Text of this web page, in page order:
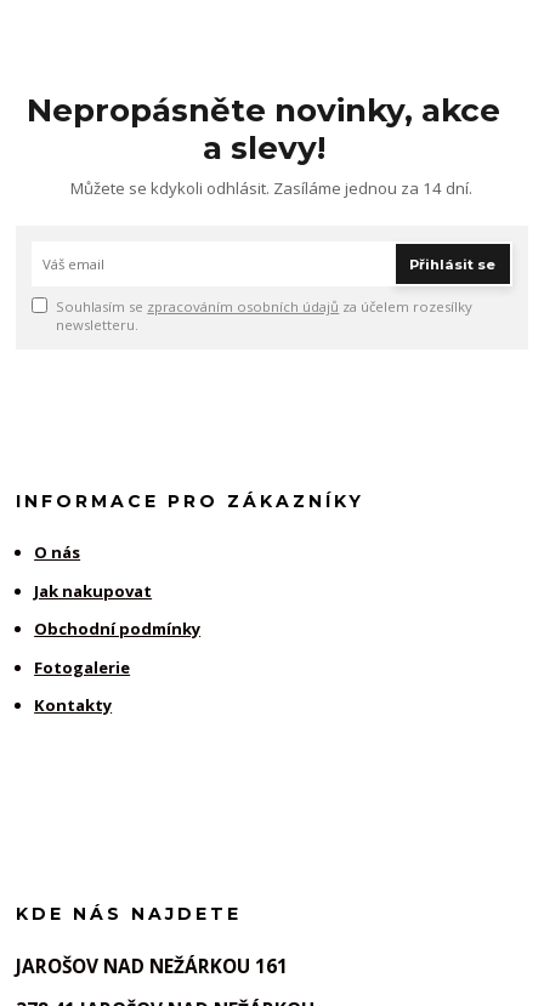
Nepropásněte novinky, akce
a slevy!
Můžete se kdykoli odhlásit. Zasíláme jednou za 14 dní.
Přihlásit se
Souhlasím se zpracováním osobních údajů za účelem rozesílky
newsletteru.
INFORMACE PRO ZÁKAZNÍKY
O nás
Jak nakupovat
Obchodní podmínky
Fotogalerie
Kontakty
KDE NÁS NAJDETE
JAROŠOV NAD NEŽÁRKOU 161